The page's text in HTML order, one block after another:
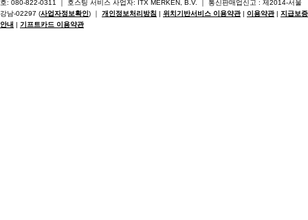
호: 080-822-0311 ｜ 호스팅 서비스 사업자: ITX MERKEN, B.V. ｜ 통신판매업신고 : 제2014-서울
강남-02297 (사업자정보확인) ｜ 개인정보처리방침 | 위치기반서비스 이용약관 | 이용약관 | 지급보증
안내 | 기프트카드 이용약관